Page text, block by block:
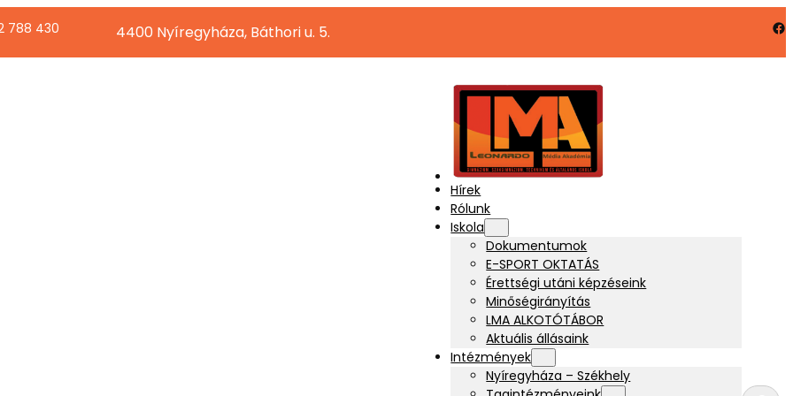
788 430 4400 Nyíregyháza, Báthori u. 5. Facebook
Hírek
Rólunk
Iskola
Dokumentumok
E-SPORT OKTATÁS
Érettségi utáni képzéseink
Minőségirányítás
LMA ALKOTÓTÁBOR
Aktuális állásaink
Intézmények
Nyíregyháza – Székhely